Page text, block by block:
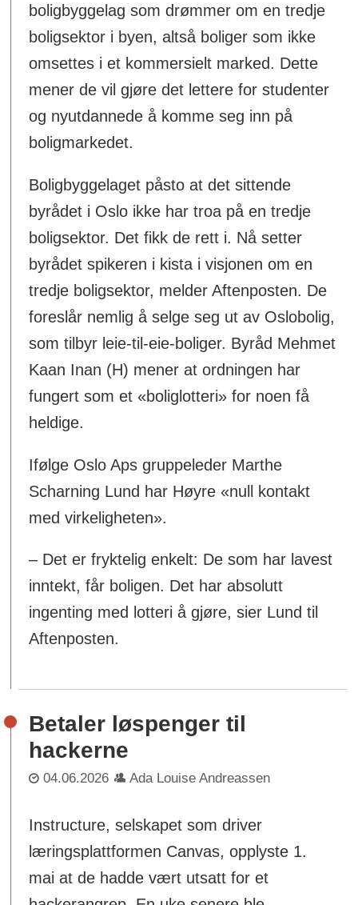
boligbyggelag som drømmer om en tredje
boligsektor i byen, altså boliger som ikke
omsettes i et kommersielt marked. Dette
mener de vil gjøre det lettere for studenter
og nyutdannede å komme seg inn på
boligmarkedet.
Boligbyggelaget påsto at det sittende
byrådet i Oslo ikke har troa på en tredje
boligsektor. Det fikk de rett i. Nå setter
byrådet spikeren i kista i visjonen om en
tredje boligsektor, melder Aftenposten. De
foreslår nemlig å selge seg ut av Oslobolig,
som tilbyr leie-til-eie-boliger. Byråd Mehmet
Kaan Inan (H) mener at ordningen har
fungert som et «boliglotteri» for noen få
heldige.
Ifølge Oslo Aps gruppeleder Marthe
Scharning Lund har Høyre «null kontakt
med virkeligheten».
– Det er fryktelig enkelt: De som har lavest
inntekt, får boligen. Det har absolutt
ingenting med lotteri å gjøre, sier Lund til
Aftenposten.
Betaler løspenger til
hackerne
04.06.2026 Ada Louise Andreassen
Instructure, selskapet som driver
læringsplattformen Canvas, opplyste 1.
mai at de hadde vært utsatt for et